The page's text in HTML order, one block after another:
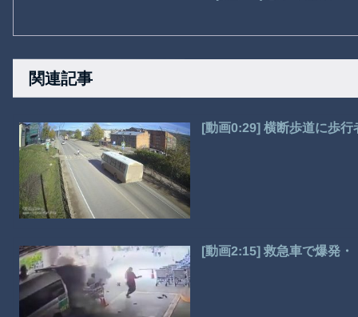
関連記事
[動画0:29] 横断歩道に歩
[動画2:15] 救急車で爆発